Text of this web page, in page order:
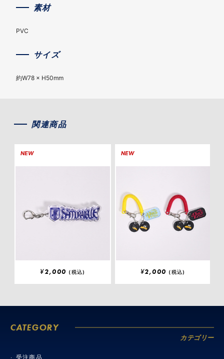
素材
PVC
サイズ
約W78 × H50mm
関連商品
NEW
¥2,000 (税込)
NEW
¥2,000 (税込)
CATEGORY
カテゴリー
受注商品